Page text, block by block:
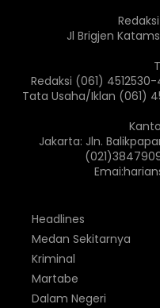
Jl Brigjen
Redaksi (061)
Tata Usaha/Iklan (061)
Jakarta: Jln.
Headlines
Medan Sekitarnya
Kriminal
Martabe
Dalam Negeri